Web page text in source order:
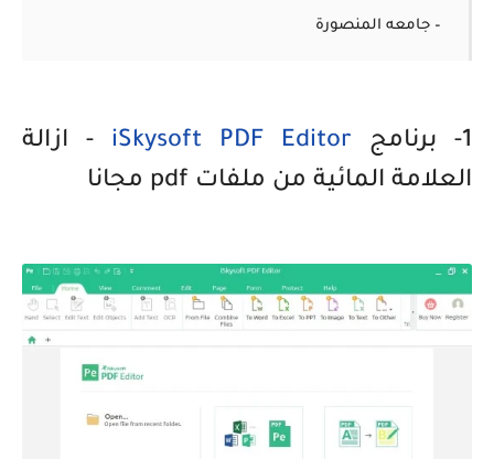
– جامعه المنصورة
1- برنامج - ازالة
العلامة المائية من ملفات pdf مجانا